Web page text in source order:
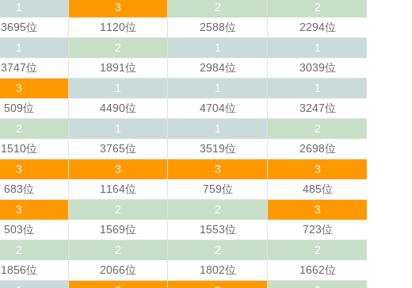
1
3695位
3
1120位
2
2588位
2
2294位
1
3747位
2
1891位
1
2984位
1
3039位
3
509位
1
4490位
1
4704位
1
3247位
2
1510位
1
3765位
1
3519位
2
2698位
3
683位
3
1164位
3
759位
3
485位
3
503位
2
1569位
2
1553位
3
723位
2
1856位
2
2066位
2
1802位
2
1662位